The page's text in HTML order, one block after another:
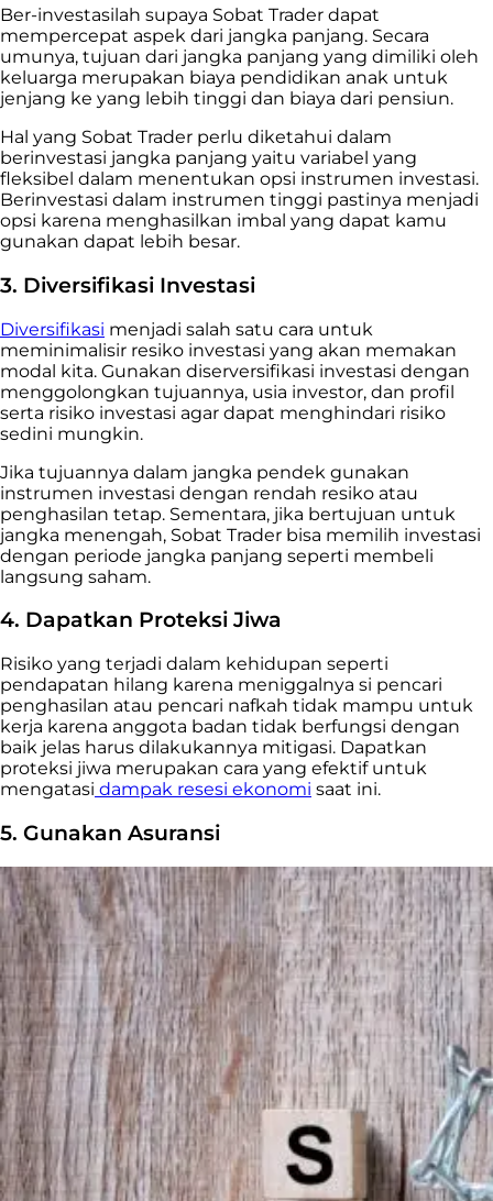
Ber-investasilah supaya Sobat Trader dapat
mempercepat aspek dari jangka panjang. Secara
umunya, tujuan dari jangka panjang yang dimiliki oleh
keluarga merupakan biaya pendidikan anak untuk
jenjang ke yang lebih tinggi dan biaya dari pensiun.
Hal yang Sobat Trader perlu diketahui dalam
berinvestasi jangka panjang yaitu variabel yang
fleksibel dalam menentukan opsi instrumen investasi.
Berinvestasi dalam instrumen tinggi pastinya menjadi
opsi karena menghasilkan imbal yang dapat kamu
gunakan dapat lebih besar.
3. Diversifikasi Investasi
Diversifikasi menjadi salah satu cara untuk
meminimalisir resiko investasi yang akan memakan
modal kita. Gunakan diserversifikasi investasi dengan
menggolongkan tujuannya, usia investor, dan profil
serta risiko investasi agar dapat menghindari risiko
sedini mungkin.
Jika tujuannya dalam jangka pendek gunakan
instrumen investasi dengan rendah resiko atau
penghasilan tetap. Sementara, jika bertujuan untuk
jangka menengah, Sobat Trader bisa memilih investasi
dengan periode jangka panjang seperti membeli
langsung saham.
4. Dapatkan Proteksi Jiwa
Risiko yang terjadi dalam kehidupan seperti
pendapatan hilang karena meniggalnya si pencari
penghasilan atau pencari nafkah tidak mampu untuk
kerja karena anggota badan tidak berfungsi dengan
baik jelas harus dilakukannya mitigasi. Dapatkan
proteksi jiwa merupakan cara yang efektif untuk
mengatasi dampak resesi ekonomi saat ini.
5. Gunakan Asuransi